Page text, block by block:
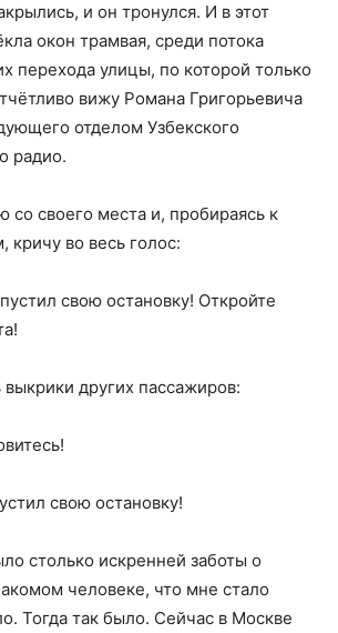
и он тронулся. И в этот
окон трамвая, среди потока
перехода улицы, по которой только
вижу Романа Григорьевича
отделом Узбекского
радио.
со своего места и, пробираясь к
кричу во весь голос:
свою остановку! Откройте
других пассажиров:
свою остановку!
столько искренней заботы о
человеке, что мне стало
Тогда так было. Сейчас в Москве